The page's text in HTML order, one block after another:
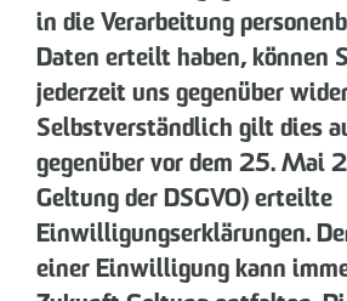
in die Verarbeitung
Daten erteilt haben, können
jederzeit uns gegenüber
Selbstverständlich gilt dies
gegenüber vor dem 25. Mai
Geltung der DSGVO) erteilte
Einwilligungserklärungen.
einer Einwilligung kann